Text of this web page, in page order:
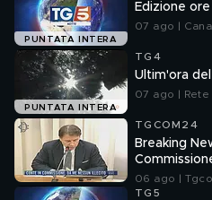
PUNTATA INTERA
Edizione
07 ago |
PUNTATA INTERA
TG4
Ultim'ora
07 ago | Rete
TGCOM24
Breaking
06 ago |
TG5